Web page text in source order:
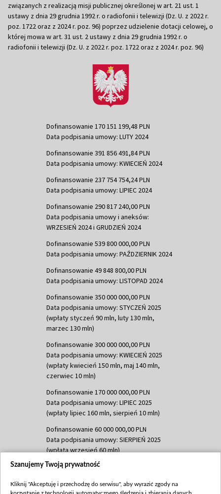
związanych z realizacją misji publicznej określonej w art. 21 ust. 1
ustawy z dnia 29 grudnia 1992 r. o radiofonii i telewizji (Dz. U. z 2022 r.
poz. 1722 oraz z 2024 r. poz. 96) poprzez udzielenie dotacji celowej, o
której mowa w art. 31 ust. 2 ustawy z dnia 29 grudnia 1992 r. o
radiofonii i telewizji (Dz. U. z 2022 r. poz. 1722 oraz z 2024 r. poz. 96)
Dofinansowanie 170 151 199,48 PLN
Data podpisania umowy: LUTY 2024
Dofinansowanie 391 856 491,84 PLN
Data podpisania umowy: KWIECIEŃ 2024
Dofinansowanie 237 754 754,24 PLN
Data podpisania umowy: LIPIEC 2024
Dofinansowanie 290 817 240,00 PLN
Data podpisania umowy i aneksów:
WRZESIEŃ 2024 i GRUDZIEŃ 2024
Dofinansowanie 539 800 000,00 PLN
Data podpisania umowy: PAŹDZIERNIK 2024
Dofinansowanie 49 848 800,00 PLN
Data podpisania umowy: LISTOPAD 2024
Dofinansowanie 350 000 000,00 PLN
Data podpisania umowy: STYCZEŃ 2025
(wpłaty styczeń 90 mln, luty 130 mln,
marzec 130 mln)
Dofinansowanie 300 000 000,00 PLN
Data podpisania umowy: KWIECIEŃ 2025
(wpłaty kwiecień 150 mln, maj 140 mln,
czerwiec 10 mln)
Dofinansowanie 170 000 000,00 PLN
Data podpisania umowy: LIPIEC 2025
(wpłaty lipiec 160 mln, sierpień 10 mln)
Dofinansowanie 60 000 000,00 PLN
Data podpisania umowy: SIERPIEŃ 2025
(wpłata wrzesień 60 mln)
Dofinansowanie 635 783 051,21 PLN
(wpłata wrzesień 100 mln, październik 350
Szanujemy Twoją prywatność
Kliknij "Akceptuję i przechodzę do serwisu", aby wyrazić zgody na